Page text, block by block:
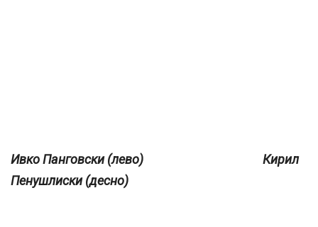
Ивко Панговски (лево) Кирил
Пенушлиски (десно)